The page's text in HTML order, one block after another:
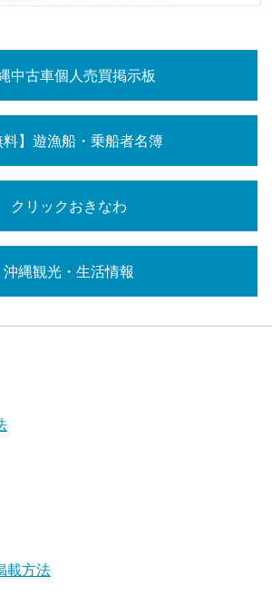
中古車個人売買掲示板
料】遊漁船・乗船者名簿
クリックおきなわ
沖縄観光・生活情報
載方法